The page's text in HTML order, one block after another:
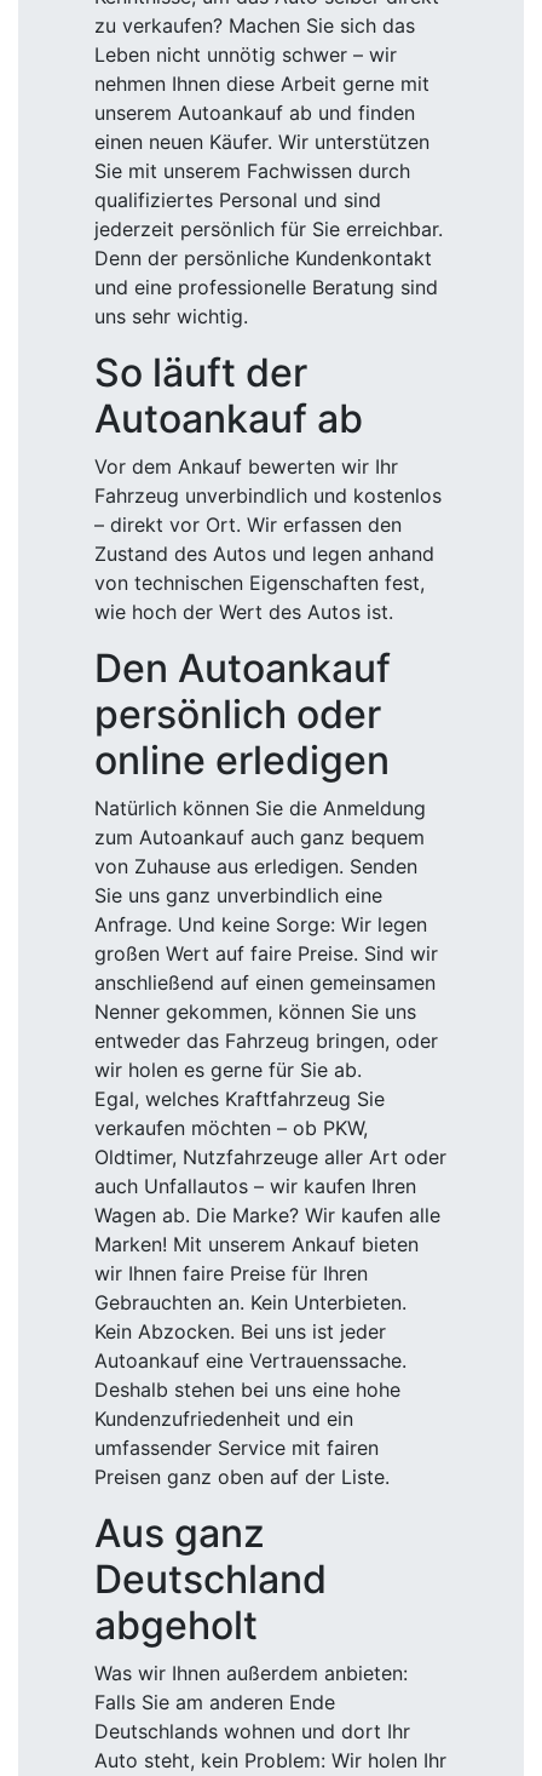
zu verkaufen? Machen Sie sich das
Leben nicht unnötig schwer – wir
nehmen Ihnen diese Arbeit gerne mit
unserem Autoankauf ab und finden
einen neuen Käufer. Wir unterstützen
Sie mit unserem Fachwissen durch
qualifiziertes Personal und sind
jederzeit persönlich für Sie erreichbar.
Denn der persönliche Kundenkontakt
und eine professionelle Beratung sind
uns sehr wichtig.
So läuft der
Autoankauf ab
Vor dem Ankauf bewerten wir Ihr
Fahrzeug unverbindlich und kostenlos
– direkt vor Ort. Wir erfassen den
Zustand des Autos und legen anhand
von technischen Eigenschaften fest,
wie hoch der Wert des Autos ist.
Den Autoankauf
persönlich oder
online erledigen
Natürlich können Sie die Anmeldung
zum Autoankauf auch ganz bequem
von Zuhause aus erledigen. Senden
Sie uns ganz unverbindlich eine
Anfrage. Und keine Sorge: Wir legen
großen Wert auf faire Preise. Sind wir
anschließend auf einen gemeinsamen
Nenner gekommen, können Sie uns
entweder das Fahrzeug bringen, oder
wir holen es gerne für Sie ab.
Egal, welches Kraftfahrzeug Sie
verkaufen möchten – ob PKW,
Oldtimer, Nutzfahrzeuge aller Art oder
auch Unfallautos – wir kaufen Ihren
Wagen ab. Die Marke? Wir kaufen alle
Marken! Mit unserem Ankauf bieten
wir Ihnen faire Preise für Ihren
Gebrauchten an. Kein Unterbieten.
Kein Abzocken. Bei uns ist jeder
Autoankauf eine Vertrauenssache.
Deshalb stehen bei uns eine hohe
Kundenzufriedenheit und ein
umfassender Service mit fairen
Preisen ganz oben auf der Liste.
Aus ganz
Deutschland
abgeholt
Was wir Ihnen außerdem anbieten:
Falls Sie am anderen Ende
Deutschlands wohnen und dort Ihr
Auto steht, kein Problem: Wir holen Ihr